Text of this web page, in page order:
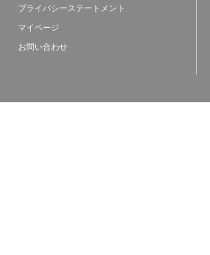
プライバシーステートメント
マイページ
お問い合わせ